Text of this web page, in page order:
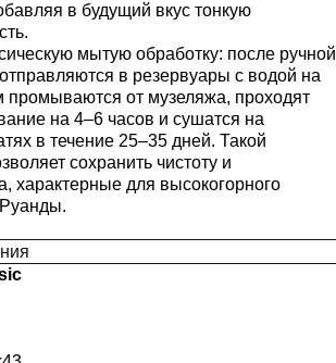
в будущий вкус тонкую
мытую обработку: после ручной
в резервуары с водой на
промываются от музеляжа, проходят
на 4–6 часов и сушатся на
в течение 25–35 дней. Такой
сохранить чистоту и
характерные для высокогорного